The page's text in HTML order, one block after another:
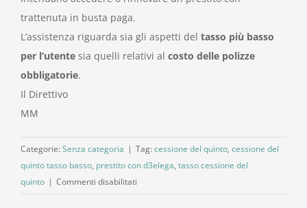
trattenuta in busta paga.
L’assistenza riguarda sia gli aspetti del tasso più basso
per l’utente sia quelli relativi al costo delle polizze
obbligatorie.
Il Direttivo
MM
Categorie: Senza categoria | Tag: cessione del quinto, cessione del
quinto tasso basso, prestito con d3elega, tasso cessione del
quinto | Commenti disabilitati